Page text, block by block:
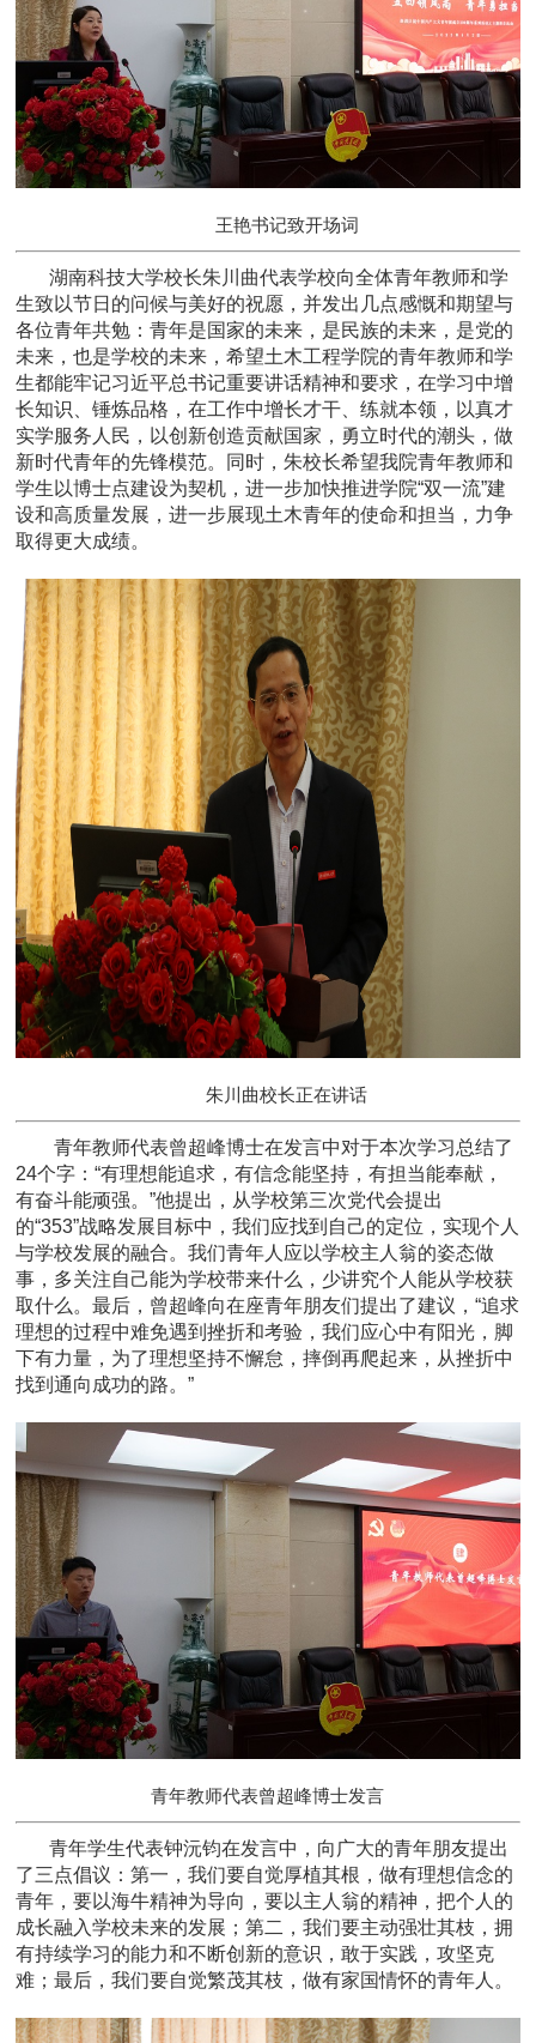
王艳书记致开场词
湖南科技大学校长朱川曲代表学校向全体青年教师和学
生致以节日的问候与美好的祝愿，并发出几点感慨和期望与
各位青年共勉：青年是国家的未来，是民族的未来，是党的
未来，也是学校的未来，希望土木工程学院的青年教师和学
生都能牢记习近平总书记重要讲话精神和要求，在学习中增
长知识、锤炼品格，在工作中增长才干、练就本领，以真才
实学服务人民，以创新创造贡献国家，勇立时代的潮头，做
新时代青年的先锋模范。同时，朱校长希望我院青年教师和
学生以博士点建设为契机，进一步加快推进学院“双一流”建
设和高质量发展，进一步展现土木青年的使命和担当，力争
取得更大成绩。
朱川曲校长正在讲话
青年教师代表曾超峰博士在发言中对于本次学习总结了
24个字：“有理想能追求，有信念能坚持，有担当能奉献，
有奋斗能顽强。”他提出，从学校第三次党代会提出
的“353”战略发展目标中，我们应找到自己的定位，实现个人
与学校发展的融合。我们青年人应以学校主人翁的姿态做
事，多关注自己能为学校带来什么，少讲究个人能从学校获
取什么。最后，曾超峰向在座青年朋友们提出了建议，“追求
理想的过程中难免遇到挫折和考验，我们应心中有阳光，脚
下有力量，为了理想坚持不懈怠，摔倒再爬起来，从挫折中
找到通向成功的路。”
青年教师代表曾超峰博士发言
青年学生代表钟沅钧在发言中，向广大的青年朋友提出
了三点倡议：第一，我们要自觉厚植其根，做有理想信念的
青年，要以海牛精神为导向，要以主人翁的精神，把个人的
成长融入学校未来的发展；第二，我们要主动强壮其枝，拥
有持续学习的能力和不断创新的意识，敢于实践，攻坚克
难；最后，我们要自觉繁茂其枝，做有家国情怀的青年人。